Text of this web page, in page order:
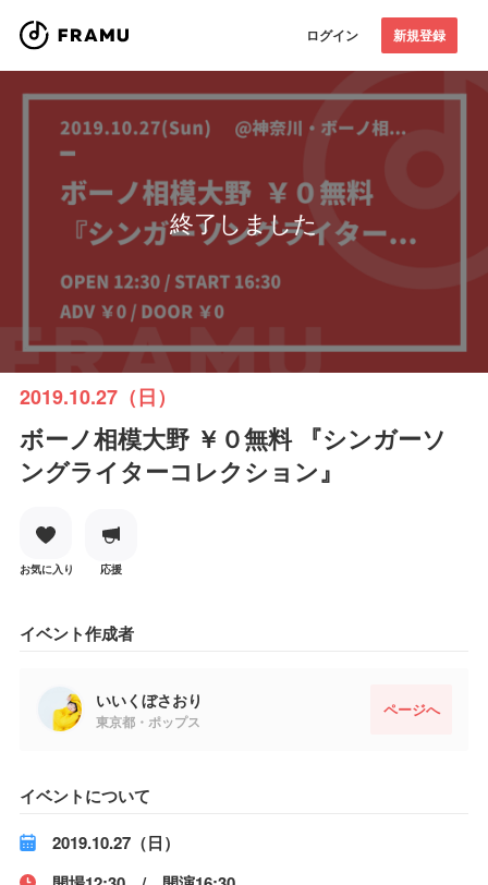
ログイン 新規登録
終了しました
2019.10.27（日）
ボーノ相模大野 ￥０無料 『シンガーソ
ングライターコレクション』
お気に入り 応援
イベント作成者
いいくぼさおり
東京都・ポップス
ページへ
イベントについて
2019.10.27（日）